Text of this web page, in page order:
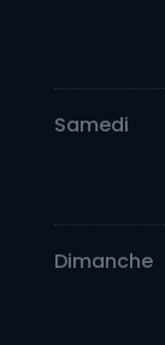
Samedi
Dimanche